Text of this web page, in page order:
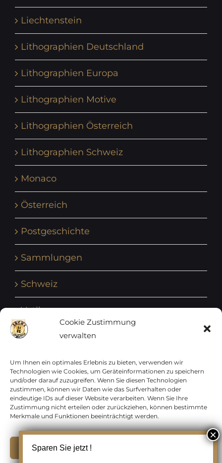
Cookie Zustimmung
verwalten
Um Ihnen ein optimales Erlebnis zu bieten, verwenden wir
Technologien wie Cookies, um Geräteinformationen zu speichern
und/oder darauf zuzugreifen. Wenn Sie diesen Technologien
zustimmen, können wir Daten wie das Surfverhalten oder
eindeutige IDs auf dieser Website verarbeiten. Wenn Sie Ihre
Zustimmung nicht erteilen oder zurückziehen, können bestimmte
Merkmale und Funktionen beeinträchtigt werden.
Liechtenstein
Lithographien Deutschland
Lithographien Europa
Lithographien Motive
Lithographien Österreich
Lithographien Schweiz
Monaco
Österreich
Postgeschichte
Sammlungen
Schweiz
Vatikan
Vereinte Nationen
Vorphilatelie
Zensurbelege Österreich
Zensurbelege Schweiz
Sparen Sie jetzt !